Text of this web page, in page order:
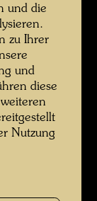
und die
zu Ihrer
und
diese
Nutzung